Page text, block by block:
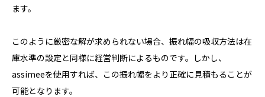
ます。
このように厳密な解が求められない場合、振れ幅の吸収方法は在
庫水準の設定と同様に経営判断によるものです。しかし、
assimeeを使用すれば、この振れ幅をより正確に見積もることが
可能となります。